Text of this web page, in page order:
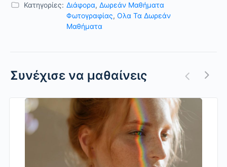
Κατηγορίες: Διάφορα, Δωρεάν Μαθήματα
Φωτογραφίας, Ολα Τα Δωρεάν
Μαθήματα
Συνέχισε να μαθαίνεις